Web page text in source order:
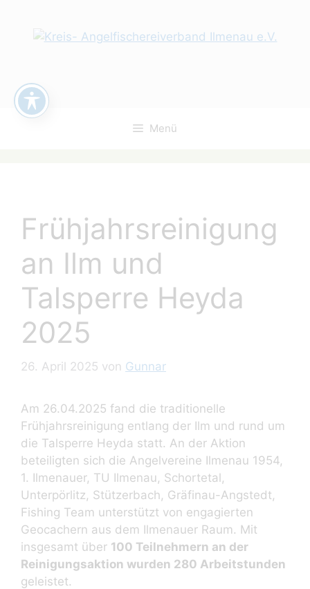
springen
Menü
Frühjahrsreinigung
an Ilm und
Talsperre Heyda
2025
26. April 2025 von Gunnar
Am 26.04.2025 fand die traditionelle
Frühjahrsreinigung entlang der Ilm und rund um
die Talsperre Heyda statt. An der Aktion
beteiligten sich die Angelvereine Ilmenau 1954,
1. Ilmenauer, TU Ilmenau, Schortetal,
Unterpörlitz, Stützerbach, Gräfinau-Angstedt,
Fishing Team unterstützt von engagierten
Geocachern aus dem Ilmenauer Raum. Mit
insgesamt über 100 Teilnehmern an der
Reinigungsaktion wurden 280 Arbeitstunden
geleistet.